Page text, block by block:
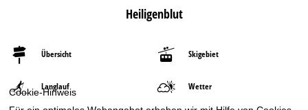
Cookie-Hinweis
Heiligenblut
Übersicht Skigebiet
Langlauf Wetter